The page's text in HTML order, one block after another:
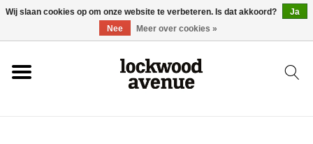
HOME
Wij slaan cookies op om onze website te verbeteren. Is dat akkoord?
Ja
Nee
Meer over cookies »